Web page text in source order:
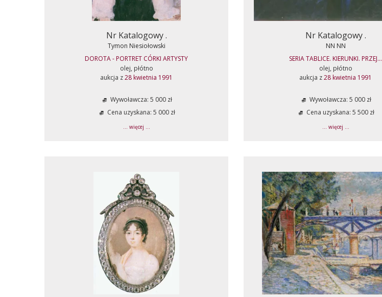
Nr Katalogowy .
Tymon Niesiołowski
DOROTA - PORTRET CÓRKI ARTYSTY
olej, płótno
aukcja z28 kwietnia 1991
Wywoławcza: 5 000 zł
Cena uzyskana: 5 000 zł
... więcej ...
Nr Katalogowy .
NN NN
SERIA TABLICE. KIERUNKI. PRZEJ...
olej, płótno
aukcja z28 kwietnia 1991
Wywoławcza: 5 000 zł
Cena uzyskana: 5 500 zł
... więcej ...